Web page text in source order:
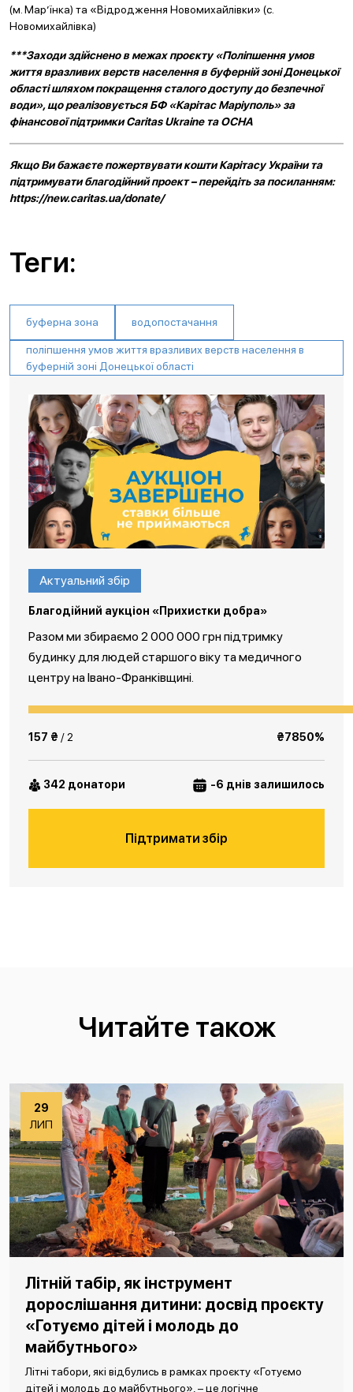
(м. Мар’їнка) та «Відродження Новомихайлівки» (с.
Новомихайлівка)
***Заходи здійснено в межах проєкту «Поліпшення умов
життя вразливих верств населення в буферній зоні Донецької
області шляхом покращення сталого доступу до безпечної
води», що реалізовується БФ «Карітас Маріуполь» за
фінансової підтримкиCaritas Ukraineта ОСНА
Якщо Ви бажаєте пожертвувати кошти Карітасу України та
підтримувати благодійний проект – перейдіть за посиланням:
https://new.caritas.ua/donate/
Теги:
буферна зона водопостачання
поліпшення умов життя вразливих верств населення в
буферній зоні Донецької області
Актуальний збір
Благодійний аукціон «Прихистки добра»
Разом ми збираємо 2 000 000 грн підтримку
будинку для людей старшого віку та медичного
центру на Івано-Франківщині.
157 ₴ / 2 ₴7850%
342 донатори -6 днів залишилось
Підтримати збір
Читайте також
29
ЛИП
Літній табір, як інструмент
дорослішання дитини: досвід проєкту
«Готуємо дітей і молодь до
майбутнього»
Літні табори, які відбулись в рамках проєкту «Готуємо
дітей і молодь до майбутнього», – це логічне